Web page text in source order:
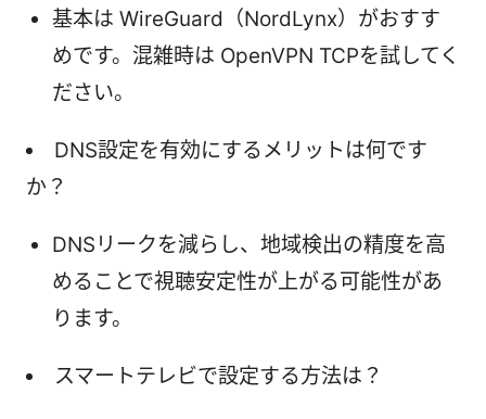
基本は WireGuard（NordLynx）がおすす
めです。混雑時は OpenVPN TCPを試してく
ださい。
DNS設定を有効にするメリットは何です
か？
DNSリークを減らし、地域検出の精度を高
めることで視聴安定性が上がる可能性があ
ります。
スマートテレビで設定する方法は？